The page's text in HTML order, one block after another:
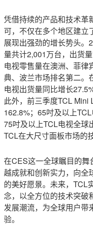
凭借持续的产品和技术革
可，不仅在多个地区建立
展现出强劲的增长势头。
量共计2,001万台，出货
电视零售量在澳洲、菲
典、波兰市场排名第二。
电视出货量同比增长
此外，前三季度TCL Mini
162.8%；65吋及以上
75吋及以上TCL电视全球
TCL在大尺寸面板市场的
在CES这一全球瞩目的
越成就和创新实力，向全
的美好愿景。未来，TCL
念，以全方位的技术突破
发展潮流，为全球用户带
验。